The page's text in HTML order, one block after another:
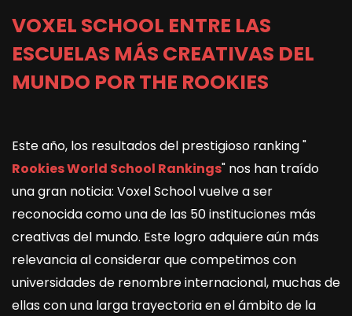
VOXEL SCHOOL ENTRE LAS
ESCUELAS MÁS CREATIVAS DEL
MUNDO POR THE ROOKIES
Este año, los resultados del prestigioso ranking "
Rookies World School Rankings" nos han traído
una gran noticia: Voxel School vuelve a ser
reconocida como una de las 50 instituciones más
creativas del mundo. Este logro adquiere aún más
relevancia al considerar que competimos con
universidades de renombre internacional, muchas de
ellas con una larga trayectoria en el ámbito de la